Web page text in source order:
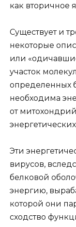
как вторичное
Существует и
некоторые
или
участок
определенных
необходима
от
Эти
вирусов,
белковой
энергию,
которой они
сходство